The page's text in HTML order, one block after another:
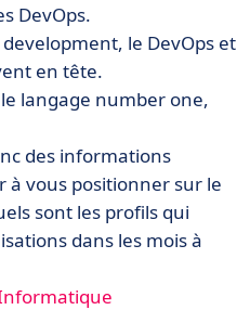
DevOps.
le DevOps et
en tête.
langage number one,
des informations
à vous positionner sur le
sont les profils qui
dans les mois à